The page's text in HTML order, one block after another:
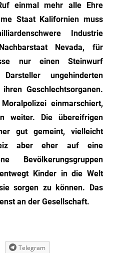
einmal mehr alle Ehre
Staat Kalifornien muss
Industrie
Nevada, für
nur einen Steinwurf
ungehinderten
Geschlechtsorganen.
einmarschiert,
weiter. Die übereifrigen
gut gemeint, vielleicht
aber eher auf eine
Bevölkerungsgruppen
Kinder in die Welt
sorgen zu können. Das
an der Gesellschaft.
Telegram